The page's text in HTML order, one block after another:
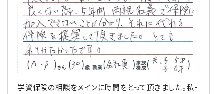
学資保険の相談をメインに時間をとって頂きました。私・